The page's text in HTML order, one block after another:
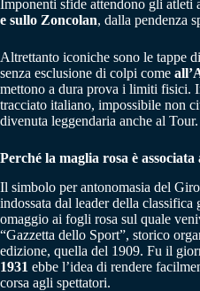
Imponenti sfide attendono gli atleti
e sullo Zoncolan, dalla pendenza
Altrettanto iconiche sono le tappe
senza esclusione di colpi come
mettono a dura prova i limiti fisici.
tracciato italiano, impossibile non
divenuta leggendaria anche al Tour.
Perché la maglia rosa è
Il simbolo per antonomasia del
indossata dal leader della
omaggio ai fogli rosa sul quale
“Gazzetta dello Sport”, storico
edizione, quella del 1909. Fu il
1931 ebbe l’idea di rendere
corsa agli spettatori.